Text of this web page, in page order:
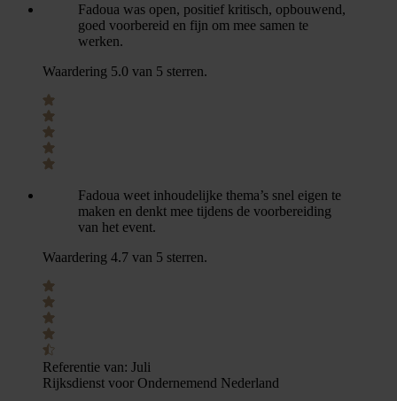
Fadoua was open, positief kritisch, opbouwend,
goed voorbereid en fijn om mee samen te
werken.
Waardering 5.0 van 5 sterren.
Fadoua weet inhoudelijke thema’s snel eigen te
maken en denkt mee tijdens de voorbereiding
van het event.
Waardering 4.7 van 5 sterren.
Referentie van: Juli
Rijksdienst voor Ondernemend Nederland